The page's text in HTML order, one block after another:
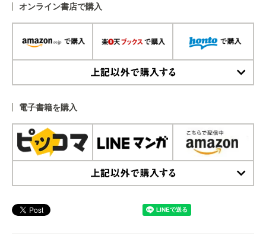
オンライン書店で購入
電子書籍を購入